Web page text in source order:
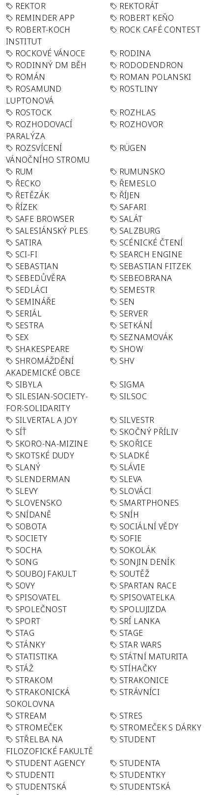
REKTOR
REKTORÁT
REMINDER APP
ROBERT KEŇO
ROBERT-KOCH
INSTITUT
ROCK CAFÉ CONTEST
ROCKOVÉ VÁNOCE
RODINA
RODINNÝ DM BĚH
RODODENDRON
ROMÁN
ROMAN POLANSKI
ROSAMUND
LUPTONOVÁ
ROSTLINY
ROSTOCK
ROZHLAS
ROZHODOVACÍ
PARALÝZA
ROZHOVOR
ROZSVÍCENÍ
VÁNOČNÍHO STROMU
RÜGEN
RUM
RUMUNSKO
ŘECKO
ŘEMESLO
ŘETĚZÁK
ŘÍJEN
ŘÍZEK
SAFARI
SAFE BROWSER
SALÁT
SALESIÁNSKÝ PLES
SALZBURG
SATIRA
SCÉNICKÉ ČTENÍ
SCI-FI
SEARCH ENGINE
SEBASTIAN
SEBASTIAN FITZEK
SEBEDŮVĚRA
SEBEOBRANA
SEDLÁCI
SEMESTR
SEMINÁŘE
SEN
SERIÁL
SERVER
SESTRA
SETKÁNÍ
SEX
SEZNAMOVÁK
SHAKESPEARE
SHOW
SHROMÁŽDĚNÍ
AKADEMICKÉ OBCE
SHV
SIBYLA
SIGMA
SILESIAN-SOCIETY-
FOR-SOLIDARITY
SILSOC
SILVERTAL A JOY
SILVESTR
SÍŤ
SKOČNÝ PŘÍLIV
SKORO-NA-MIZINE
SKOŘICE
SKOTSKÉ DUDY
SLADKÉ
SLANÝ
SLÁVIE
SLENDERMAN
SLEVA
SLEVY
SLOVÁCI
SLOVENSKO
SMARTPHONES
SNÍDANĚ
SNÍH
SOBOTA
SOCIÁLNÍ VĚDY
SOCIETY
SOFIE
SOCHA
SOKOLÁK
SONG
SONJIN DENÍK
SOUBOJ FAKULT
SOUTĚŽ
SOVY
SPARTAN RACE
SPISOVATEL
SPISOVATELKA
SPOLEČNOST
SPOLUJIZDA
SPORT
SRÍ LANKA
STAG
STAGE
STÁNKY
STAR WARS
STATISTIKA
STÁTNÍ MATURITA
STÁŽ
STÍHAČKY
STRAKOM
STRAKONICE
STRAKONICKÁ
SOKOLOVNA
STRÁVNÍCI
STREAM
STRES
STROMEČEK
STROMEČEK S DÁRKY
STŘELBA NA
FILOZOFICKÉ FAKULTĚ
STUDENT
STUDENT AGENCY
STUDENTA
STUDENTI
STUDENTKY
STUDENTSKÁ
STUDENTSKÁ